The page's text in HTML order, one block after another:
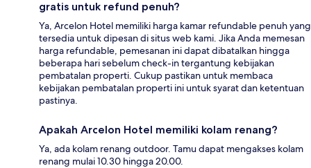
gratis untuk refund penuh?
Ya, Arcelon Hotel memiliki harga kamar refundable penuh yang
tersedia untuk dipesan di situs web kami. Jika Anda memesan
harga refundable, pemesanan ini dapat dibatalkan hingga
beberapa hari sebelum check-in tergantung kebijakan
pembatalan properti. Cukup pastikan untuk membaca
kebijakan pembatalan properti ini untuk syarat dan ketentuan
pastinya.
Apakah Arcelon Hotel memiliki kolam renang?
Ya, ada kolam renang outdoor. Tamu dapat mengakses kolam
renang mulai 10.30 hingga 20.00.